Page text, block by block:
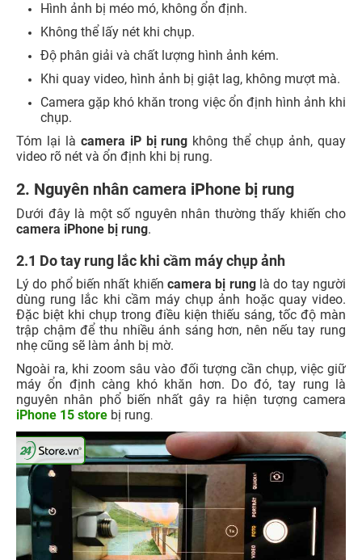
Hình ảnh bị méo mó, không ổn định.
Không thể lấy nét khi chụp.
Độ phân giải và chất lượng hình ảnh kém.
Khi quay video, hình ảnh bị giật lag, không mượt mà.
Camera gặp khó khăn trong việc ổn định hình ảnh khi
chụp.
Tóm lại là camera iP bị rung không thể chụp ảnh, quay
video rõ nét và ổn định khi bị rung.
2. Nguyên nhân camera iPhone bị rung
Dưới đây là một số nguyên nhân thường thấy khiến cho
camera iPhone bị rung.
2.1 Do tay rung lắc khi cầm máy chụp ảnh
Lý do phổ biến nhất khiến camera bị runglà do tay người
dùng rung lắc khi cầm máy chụp ảnh hoặc quay video.
Đặc biệt khi chụp trong điều kiện thiếu sáng, tốc độ màn
trập chậm để thu nhiều ánh sáng hơn, nên nếu tay rung
nhẹ cũng sẽ làm ảnh bị mờ.
Ngoài ra, khi zoom sâu vào đối tượng cần chụp, việc giữ
máy ổn định càng khó khăn hơn. Do đó, tay rung là
nguyên nhân phổ biến nhất gây ra hiện tượng camera
iPhone 15 store bị rung.